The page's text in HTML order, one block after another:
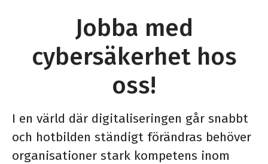
Jobba med
cybersäkerhet hos
oss!
I en värld där digitaliseringen går snabbt
och hotbilden ständigt förändras behöver
organisationer stark kompetens inom